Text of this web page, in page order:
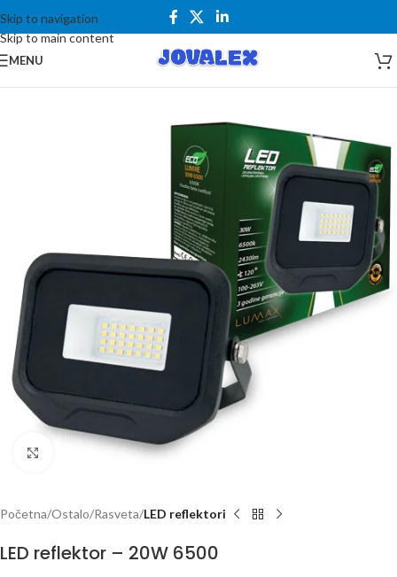
Skip to navigation
Skip to main content
MENU
Kliknite za uvećanje
Početna Ostalo Rasveta LED reflektori
LED reflektor – 20W 6500